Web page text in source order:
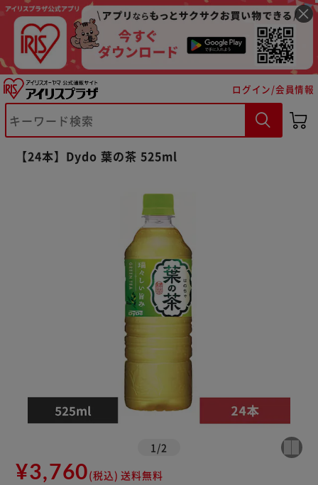
ログイン/会員情報
【24本】Dydo 葉の茶 525ml
1 /2
¥3,760(税込) 送料無料
※ご確認ください
カートに入れる